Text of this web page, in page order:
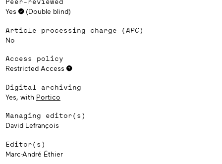
Yes (Double blind)
Article processing charge (APC)
No
Access policy
Restricted Access
Digital archiving
Yes, with Portico
Managing editor(s)
David Lefrançois
Editor(s)
Marc-André Éthier